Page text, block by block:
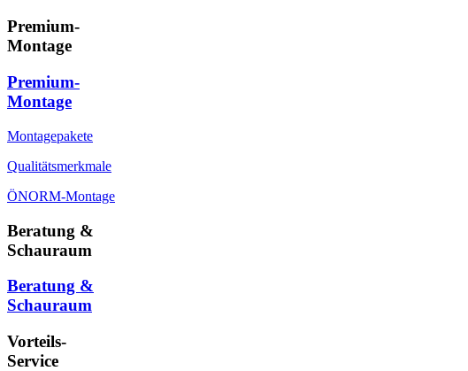
Premium-
Montage
Premium-
Montage
Montagepakete
Qualitätsmerkmale
ÖNORM-Montage
Beratung &
Schauraum
Beratung &
Schauraum
Vorteils-
Service